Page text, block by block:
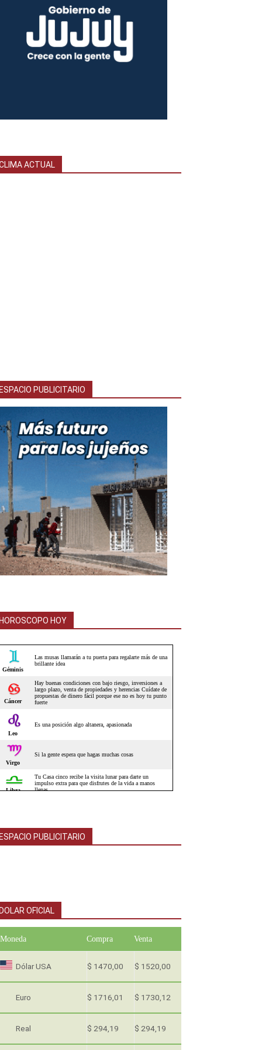
ACTUAL
ESPACIO PUBLICITARIO
HOROSCOPO HOY
ESPACIO PUBLICITARIO
DOLAR OFICIAL
Moneda Compra Venta
Dólar USA $ 1470,00 $ 1520,00
Euro $ 1716,01 $ 1730,12
Real $ 294,19 $ 294,19